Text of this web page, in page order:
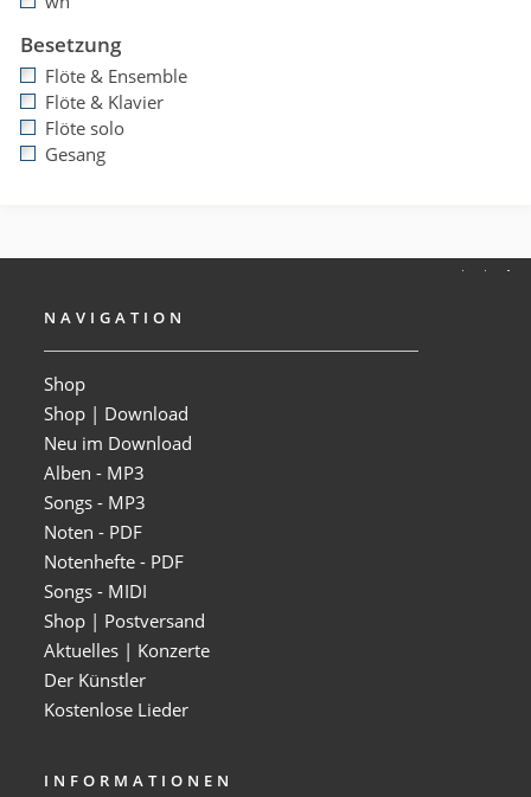
Besetzung
Flöte & Ensemble
Flöte & Klavier
Flöte solo
Gesang
NAVIGATION
Shop
Shop | Download
Neu im Download
Alben - MP3
Songs - MP3
Noten - PDF
Notenhefte - PDF
Songs - MIDI
Shop | Postversand
Aktuelles | Konzerte
Der Künstler
Kostenlose Lieder
INFORMATIONEN